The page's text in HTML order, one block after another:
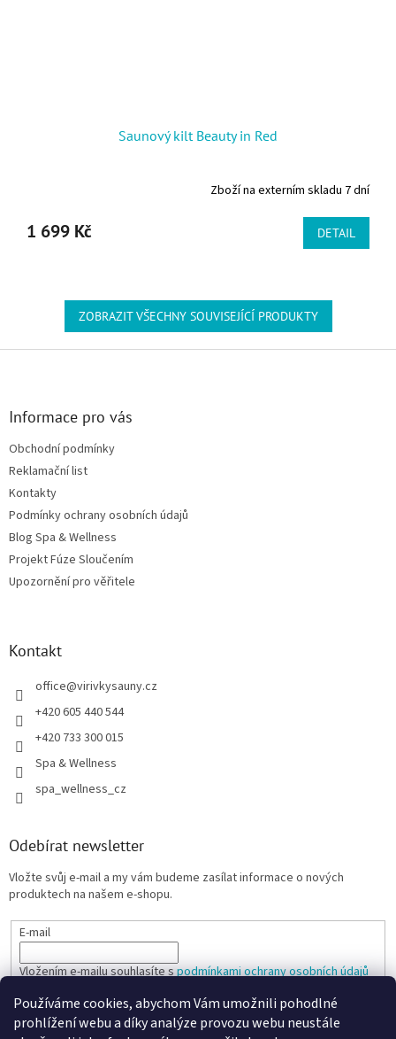
Používáme cookies, abychom Vám umožnili pohodlné
prohlížení webu a díky analýze provozu webu neustále
Saunový kilt Beauty in Red
Zboží na externím skladu 7 dní
1 699 Kč DETAIL
ZOBRAZIT VŠECHNY SOUVISEJÍCÍ PRODUKTY
Zápatí
Informace pro vás
Obchodní podmínky
Reklamační list
Kontakty
Podmínky ochrany osobních údajů
Blog Spa & Wellness
Projekt Fúze Sloučením
Upozornění pro věřitele
Kontakt
office@virivkysauny.cz
+420 605 440 544
+420 733 300 015
Spa & Wellness
spa_wellness_cz
Odebírat newsletter
Vložte svůj e-mail a my vám budeme zasílat informace o nových
produktech na našem e-shopu.
E-mail
Vložením e-mailu souhlasíte spodmínkami ochrany osobních údajů
PŘIHLÁSIT SE